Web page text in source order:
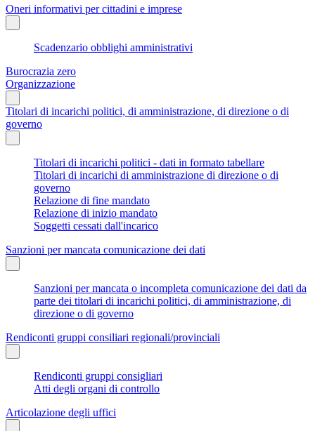
Oneri informativi per cittadini e imprese
Scadenzario obblighi amministrativi
Burocrazia zero
Organizzazione
Titolari di incarichi politici, di amministrazione, di direzione o di
governo
Titolari di incarichi politici - dati in formato tabellare
Titolari di incarichi di amministrazione di direzione o di
governo
Relazione di fine mandato
Relazione di inizio mandato
Soggetti cessati dall'incarico
Sanzioni per mancata comunicazione dei dati
Sanzioni per mancata o incompleta comunicazione dei dati da
parte dei titolari di incarichi politici, di amministrazione, di
direzione o di governo
Rendiconti gruppi consiliari regionali/provinciali
Rendiconti gruppi consigliari
Atti degli organi di controllo
Articolazione degli uffici